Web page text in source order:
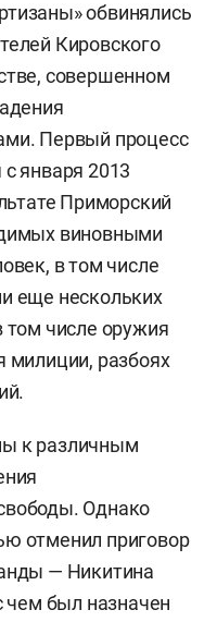
обвинялись
Кировского
совершенном
Первый процесс
января 2013
Приморский
виновными
в том числе
еще нескольких
том числе оружия
милиции, разбоях
к различным
Однако
отменил приговор
— Никитина
чем был назначен